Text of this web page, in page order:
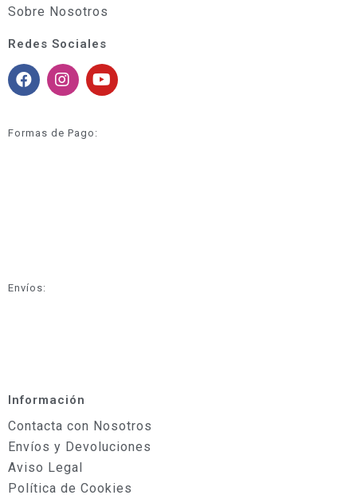
Sobre Nosotros
Redes Sociales
Formas de Pago:
Envíos:
Información
Contacta con Nosotros
Envíos y Devoluciones
Aviso Legal
Política de Cookies